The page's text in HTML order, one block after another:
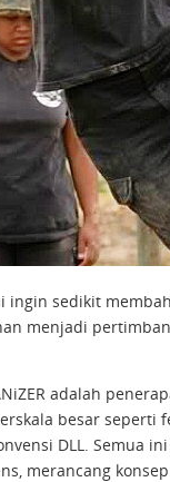
ingin sedikit
menjadi
adalah
besar seperti
DLL. Semua
merancang